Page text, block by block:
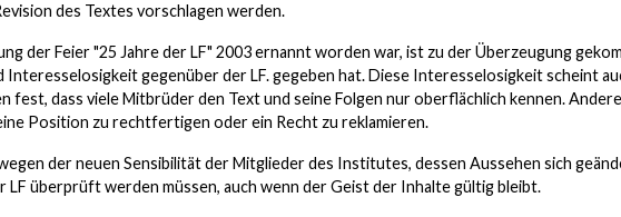
des Textes vorschlagen werden.
der Feier "25 Jahre der LF" 2003 ernannt worden war, ist zu der Überzeugung
Interesselosigkeit gegenüber der LF. gegeben hat. Diese Interesselosigkeit scheint
fest, dass viele Mitbrüder den Text und seine Folgen nur oberflächlich kennen. Andere
Position zu rechtfertigen oder ein Recht zu reklamieren.
der neuen Sensibilität der Mitglieder des Institutes, dessen Aussehen sich
LF überprüft werden müssen, auch wenn der Geist der Inhalte gültig bleibt.